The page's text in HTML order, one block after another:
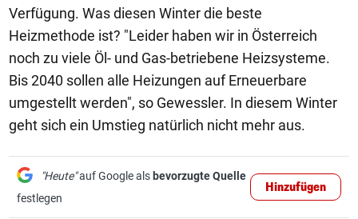
Verfügung. Was diesen Winter die beste
Heizmethode ist? "Leider haben wir in Österreich
noch zu viele Öl- und Gas-betriebene Heizsysteme.
Bis 2040 sollen alle Heizungen auf Erneuerbare
umgestellt werden", so Gewessler. In diesem Winter
geht sich ein Umstieg natürlich nicht mehr aus.
"Heute"auf Google als bevorzugte Quelle
festlegen
Hinzufügen